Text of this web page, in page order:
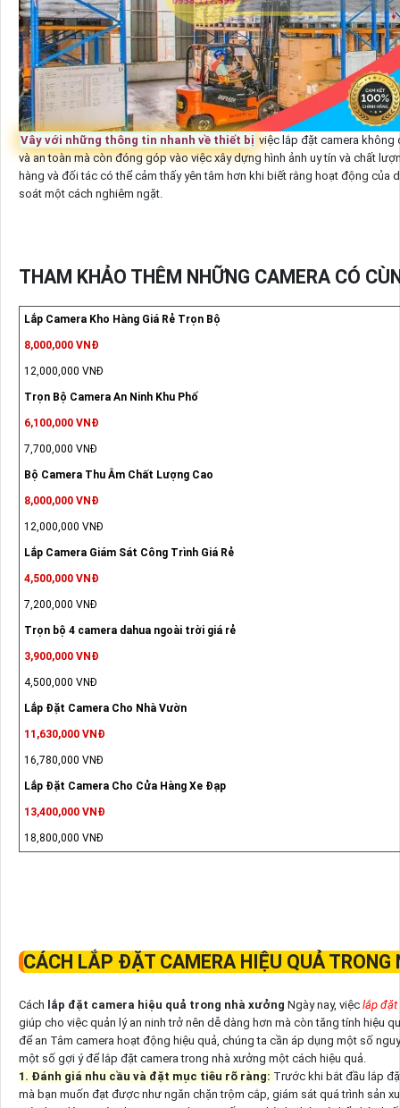
Vây với những thông tin nhanh về thiết bị việc lắp đặt camera không
và an toàn mà còn đóng góp vào việc xây dựng hình ảnh uy tín và chất
hàng và đối tác có thể cảm thấy yên tâm hơn khi biết rằng hoạt động của
soát một cách nghiêm ngặt.
THAM KHẢO THÊM NHỮNG CAMERA CÓ
Lắp Camera Kho Hàng Giá Rẻ Trọn Bộ
8,000,000 VNĐ
12,000,000 VNĐ
Trọn Bộ Camera An Ninh Khu Phố
6,100,000 VNĐ
7,700,000 VNĐ
Bộ Camera Thu Âm Chất Lượng Cao
8,000,000 VNĐ
12,000,000 VNĐ
Lắp Camera Giám Sát Công Trình Giá Rẻ
4,500,000 VNĐ
7,200,000 VNĐ
Trọn bộ 4 camera dahua ngoài trời giá rẻ
3,900,000 VNĐ
4,500,000 VNĐ
Lắp Đặt Camera Cho Nhà Vườn
11,630,000 VNĐ
16,780,000 VNĐ
Lắp Đặt Camera Cho Cửa Hàng Xe Đạp
13,400,000 VNĐ
18,800,000 VNĐ
CÁCH LẮP ĐẶT CAMERA HIỆU QUẢ TRONG
Cách lắp đặt camera hiệu quả trong nhà xưởng Ngày nay, việclắp đặt
giúp cho việc quản lý an ninh trở nên dễ dàng hơn mà còn tăng tính hiệu
để an Tâm camera hoạt động hiệu quả, chúng ta cần áp dụng một số
một số gợi ý để lắp đặt camera trong nhà xưởng một cách hiệu quả.
1. Đánh giá nhu cầu và đặt mục tiêu rõ ràng: Trước khi bắt đầu lắp
mà bạn muốn đạt được như ngăn chặn trộm cắp, giám sát quá trình sản